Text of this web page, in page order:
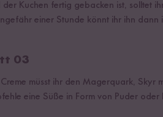
Kuchen fertig gebacken ist, solltet
einer Stunde könnt ihr ihn
03
Creme müsst ihr den Magerquark,
eine Süße in Form von Puder